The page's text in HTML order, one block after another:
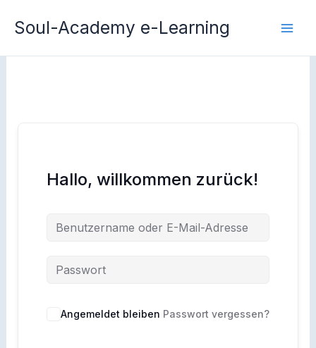
InhaltSoul-Academy e-Learning
Hallo, willkommen zurück!
Angemeldet bleiben Passwort vergessen?